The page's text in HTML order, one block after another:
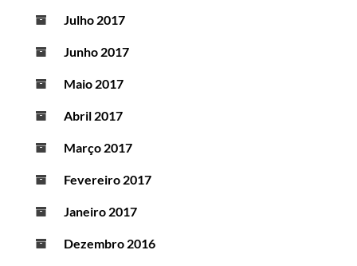
Julho 2017
Junho 2017
Maio 2017
Abril 2017
Março 2017
Fevereiro 2017
Janeiro 2017
Dezembro 2016